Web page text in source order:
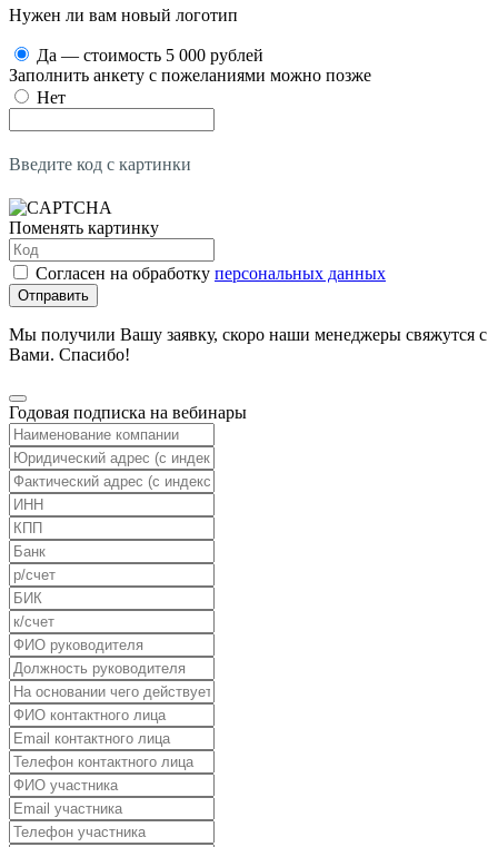
Нужен ли вам новый логотип
Да — стоимость 5 000 рублей
Заполнить анкету с пожеланиями можно позже
Нет
Введите код с картинки
Поменять картинку
Согласен на обработку персональных данных
Отправить
Мы получили Вашу заявку, скоро наши менеджеры свяжутся с
Вами. Спасибо!
Годовая подписка на вебинары